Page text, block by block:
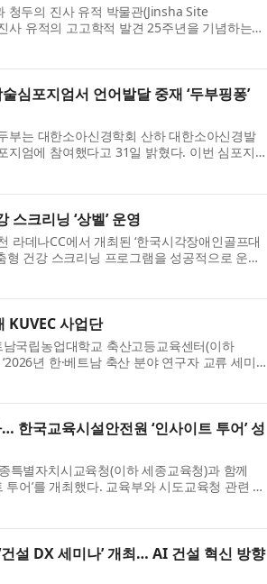
두의 진사 유적 박물관(Jinsha Site
유적의 고고학적 발견 25주년을 기념하는
은 북쪽에, 다른 한 곳은 ...
심포지엄서 언어발달 중재 ‘두부핑퐁’
부는 대한소아신경학회 산하 대한소아신경발
지엄에 참여했다고 31일 밝혔다. 이번 심포지
략’을 주제...
크리닝 ‘상벨’ 운영
데나CC에서 개최된 ‘한국시각장애인골프대
건강 스크리닝 프로그램을 성공적으로 운영
반 서포터 약...
KUVEC 사업단
국립농업대학교 축산고등교육센터(이하
년 한·베트남 축산 분야 연구자 교류 세미
연구 성과를 공유하...
한국교육시설안전원 ‘인사이트 투어’ 성
특별자치시교육청(이하 세종교육청)과 함께
어’를 개최했다. 교육부와 시도교육청 관련 업
미래학교 운...
설 DX 세미나’ 개최… AI 건설 혁신 방향